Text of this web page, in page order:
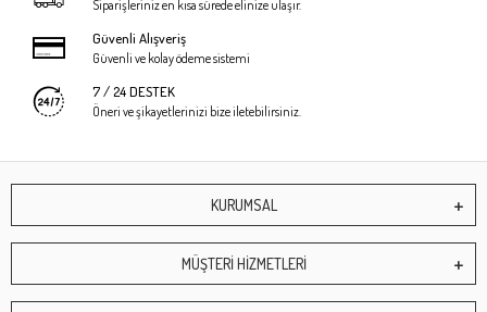
Siparişleriniz en kısa sürede elinize ulaşır.
Güvenli Alışveriş
Güvenli ve kolay ödeme sistemi
7 / 24 DESTEK
Öneri ve şikayetlerinizi bize iletebilirsiniz.
KURUMSAL
MÜŞTERİ HİZMETLERİ